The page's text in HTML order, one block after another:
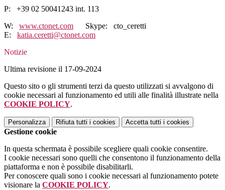
P: +39 02 50041243 int. 113
W: www.ctonet.com Skype: cto_ceretti
E: katia.ceretti@ctonet.com
Notizie
Ultima revisione il 17-09-2024
Questo sito o gli strumenti terzi da questo utilizzati si avvalgono di
cookie necessari al funzionamento ed utili alle finalità illustrate nella
COOKIE POLICY.
Personalizza Rifiuta tutti i cookies Accetta tutti i cookies
Gestione cookie
In questa schermata è possibile scegliere quali cookie consentire.
I cookie necessari sono quelli che consentono il funzionamento della
piattaforma e non è possibile disabilitarli.
Per conoscere quali sono i cookie necessari al funzionamento potete
visionare la COOKIE POLICY.